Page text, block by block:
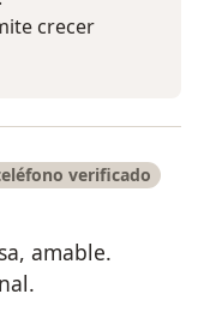
crecer
verificado
amable.